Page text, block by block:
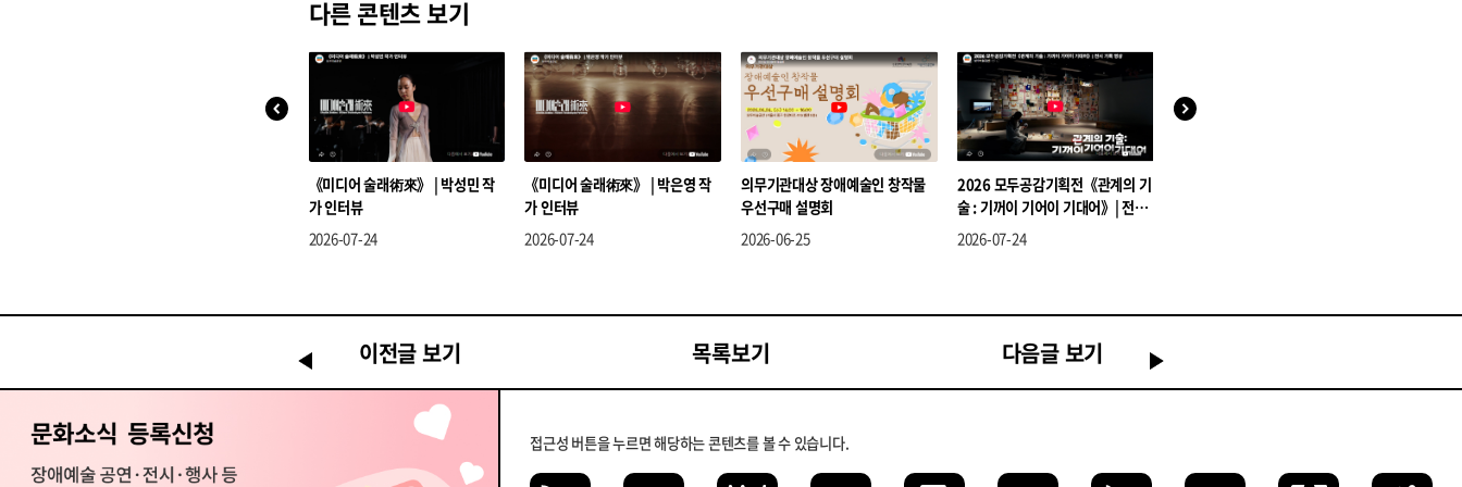
다른 콘텐츠 보기
《미디어 술래術來》 | 박성민 작
가 인터뷰
2026-07-24
《미디어 술래術來》 | 박은영 작
가 인터뷰
2026-07-24
의무기관대상 장애예술인 창작물
우선구매 설명회
2026-06-25
2026 모두공감기획전《관계의 기
술 : 기꺼이 기어이 기대어》| 전시
기록 영상
2026-07-24
이전글 보기 목록보기 다음글 보기
접근성 버튼을 누르면 해당하는 콘텐츠를 볼 수 있습니다.